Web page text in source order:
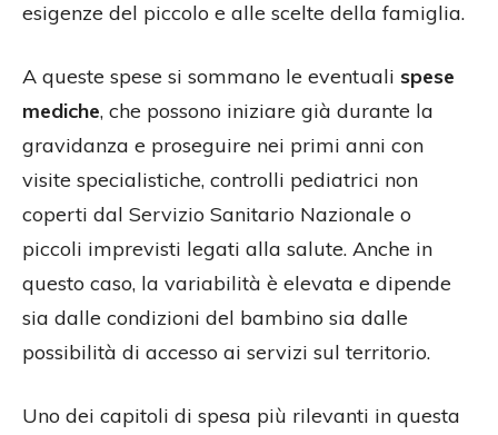
esigenze del piccolo e alle scelte della famiglia.
A queste spese si sommano le eventuali spese
mediche, che possono iniziare già durante la
gravidanza e proseguire nei primi anni con
visite specialistiche, controlli pediatrici non
coperti dal Servizio Sanitario Nazionale o
piccoli imprevisti legati alla salute. Anche in
questo caso, la variabilità è elevata e dipende
sia dalle condizioni del bambino sia dalle
possibilità di accesso ai servizi sul territorio.
Uno dei capitoli di spesa più rilevanti in questa